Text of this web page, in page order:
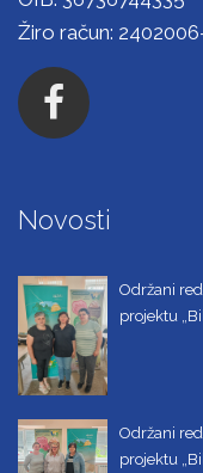
Žiro račun:
Novosti
Održani
projektu
Održani
projektu